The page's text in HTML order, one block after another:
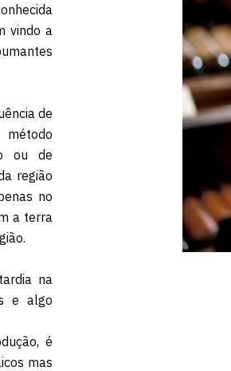
vindo a
de
ou de
região
no
a terra
na
e algo
é
mas